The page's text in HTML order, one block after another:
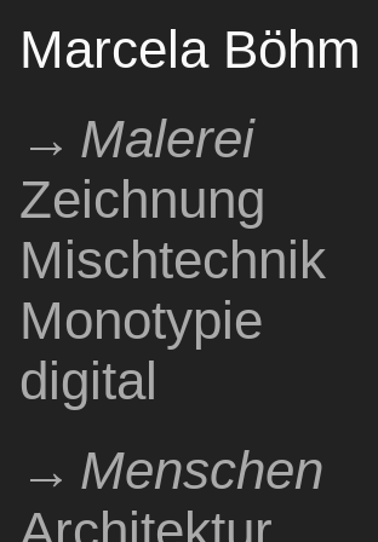
Marcela Böhm
Malerei
Pintura
Painting
Zeichnung
Dibujo
Drawing
Mischtechnik
Técnica mixta
Mixed media
Monotypie
Monotipo
monotype
digital
digital
digital
Menschen